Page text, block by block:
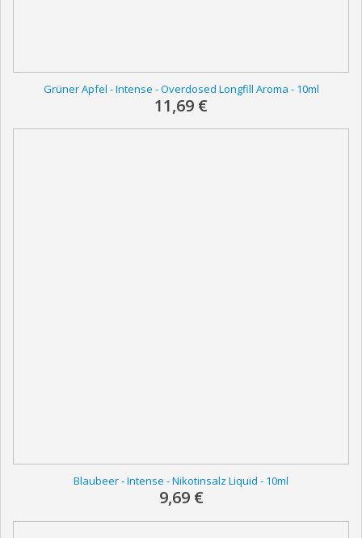
Grüner Apfel - Intense - Overdosed Longfill Aroma - 10ml
11,69 €
Blaubeer - Intense - Nikotinsalz Liquid - 10ml
9,69 €